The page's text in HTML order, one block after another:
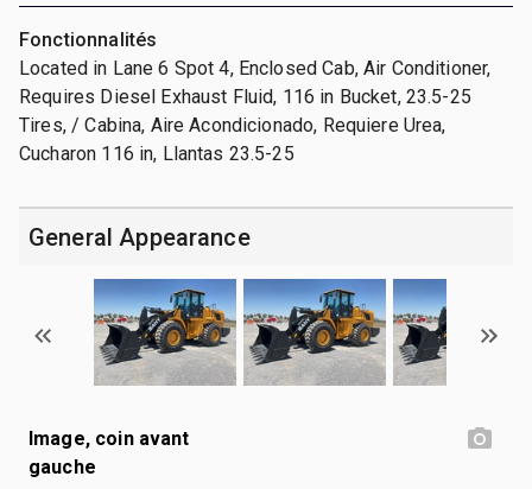
Fonctionnalités
Located in Lane 6 Spot 4, Enclosed Cab, Air Conditioner,
Requires Diesel Exhaust Fluid, 116 in Bucket, 23.5-25
Tires, / Cabina, Aire Acondicionado, Requiere Urea,
Cucharon 116 in, Llantas 23.5-25
General Appearance
Image, coin avant
gauche